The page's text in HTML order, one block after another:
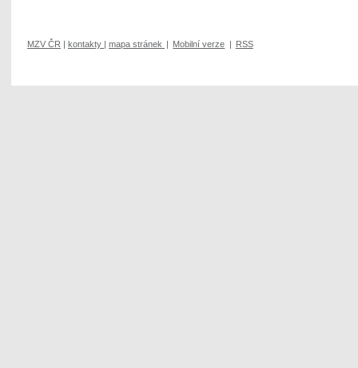
MZV ČR | kontakty | mapa stránek | Mobilní verze | RSS